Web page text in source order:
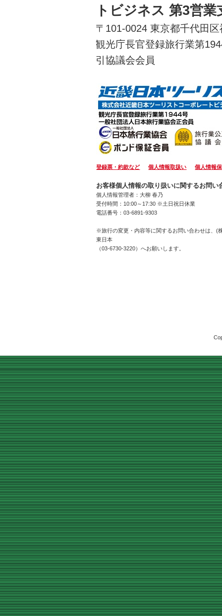
トビジネス 第3営業
〒101-0024 東京都千代田
観光庁長官登録旅行業第
引協議会会員
登録票・約款など 個人情報取扱い 個人情報
お客様個人情報の取り扱いに関するお問い
個人情報管理者：大柳 春乃
受付時間：10:00～17:30 ※土日祝日休業
電話番号：03-6891-9303
※旅行の変更・内容等に関するお問い合わせは、(
東日本
（03-6730-3220）へお願いします。